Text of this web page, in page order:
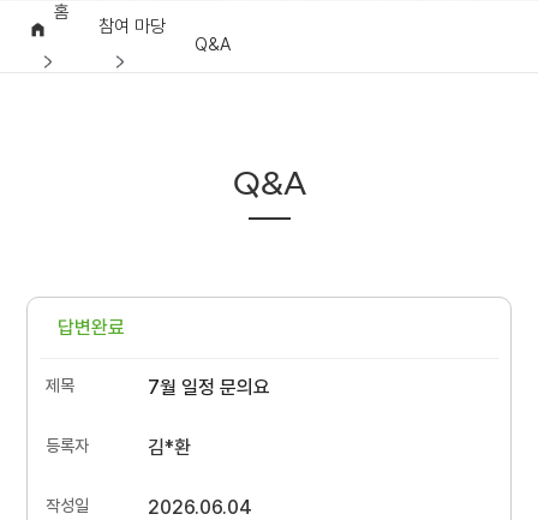
홈
참여 마당
Q&A
Q&A
답변완료
7월 일정 문의요
김*환
2026.06.04